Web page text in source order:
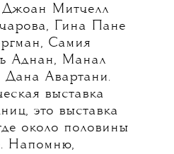
Джоан Митчелл
Гина Пане
Самия
Аднан, Манал
Дана Авартани.
выставка
это выставка
около половины
Напомню,